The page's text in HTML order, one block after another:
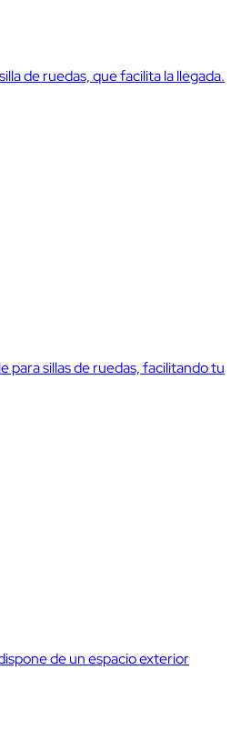
de ruedas, que facilita la llegada.
para sillas de ruedas, facilitando tu
de un espacio exterior